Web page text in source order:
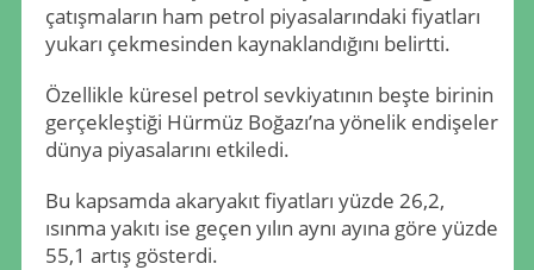
çatışmaların ham petrol piyasalarındaki fiyatları
yukarı çekmesinden kaynaklandığını belirtti.
Özellikle küresel petrol sevkiyatının beşte birinin
gerçekleştiği Hürmüz Boğazı’na yönelik endişeler
dünya piyasalarını etkiledi.
Bu kapsamda akaryakıt fiyatları yüzde 26,2,
ısınma yakıtı ise geçen yılın aynı ayına göre yüzde
55,1 artış gösterdi.